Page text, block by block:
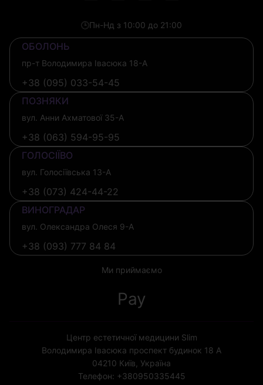
🕒Пн-Нд з 10:00 до 21:00
ОБОЛОНЬ
пр-т Володимира Івасюка 18-А
+38 (095) 033-54-45
ПОЗНЯКИ
вул. Анни Ахматової 35-А
+38 (063) 594-95-95
ГОЛОСІЇВО
вул. Голосіївська 13-А
+38 (073) 424-44-22
ВИНОГРАДАР
вул. Олександра Олеся 9-А
+38 (093) 777 84 84
Ми приймаємо
Pay
Центр естетичної медицини Slim
Володимира Івасюка проспект будинок 18 А
04210 Київ, Україна
Телефон: +380950335445